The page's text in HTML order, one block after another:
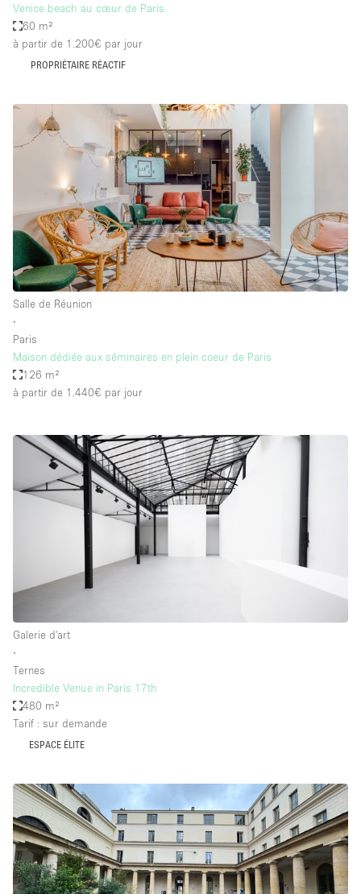
Venice beach au cœur de Paris
60 m²
à partir de 1.200€ par jour
PROPRIÉTAIRE RÉACTIF
Salle de Réunion
∙
Paris
Maison dédiée aux séminaires en plein coeur de Paris
126 m²
à partir de 1.440€ par jour
Galerie d'art
∙
Ternes
Incredible Venue in Paris 17th
480 m²
Tarif : sur demande
ESPACE ÉLITE